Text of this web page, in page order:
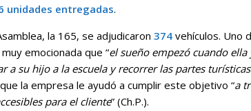
unidades entregadas.
la 165, se adjudicaron 374 vehículos. Uno
emocionada que “el sueño empezó cuando
a su hijo a la escuela y recorrer las partes
la empresa le ayudó a cumplir este objetivo “a
para el cliente” (Ch.P.).